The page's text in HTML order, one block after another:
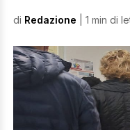
di Redazione | 1 min di